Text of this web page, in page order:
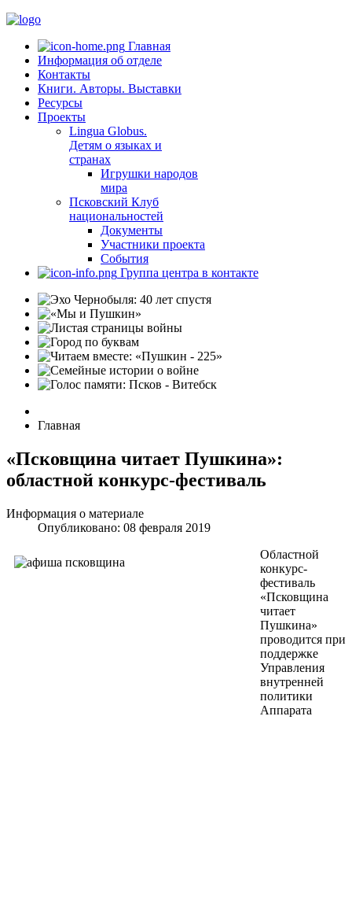
Главная
Информация об отделе
Контакты
Книги. Авторы. Выставки
Ресурсы
Проекты
Lingua Globus.
Детям о языках и
странах
Игрушки народов
мира
Псковский Клуб
национальностей
Документы
Участники проекта
События
Группа центра в контакте
Главная
«Псковщина читает Пушкина»:
областной конкурс-фестиваль
Информация о материале
Опубликовано: 08 февраля 2019
Областной
конкурс-
фестиваль
«Псковщина
читает
Пушкина»
проводится при
поддержке
Управления
внутренней
политики
Аппарата